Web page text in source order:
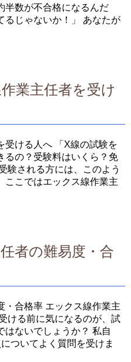
半数が不合格になるんだ
るじゃないか！」 あなたが
業主任者を受け
受ける人へ 「X線の試験を
るの？受験料はいくら？免
験される方には、このよう
ここではエックス線作業主
者の難易度・合
・合格率 エックス線作業主
ける前に気になるのが、試
はないでしょうか？ 私自
ついてよく質問を受けま